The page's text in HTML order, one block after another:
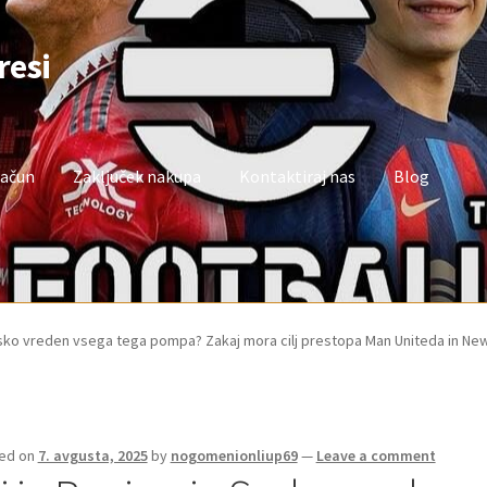
Zaključek nakupa Kontaktiraj nas Blog
račun Trgovina Zaključek nakupa
vreden vsega tega pompa? Zakaj mora cilj prestopa Man Uniteda in
on 7. avgusta, 2025by nogomenionliup69— Leave a comment